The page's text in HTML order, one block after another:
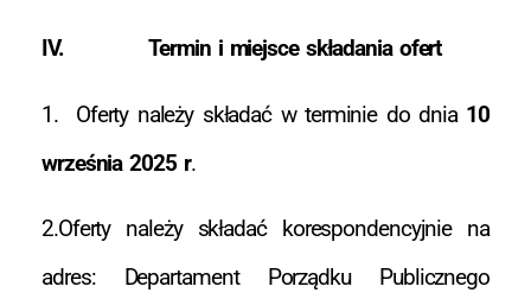
IV. Termin i miejsce składania ofert
1. Oferty należy składać w terminie do dnia 10
września 2025 r.
2.Oferty należy składać korespondencyjnie na
adres: Departament Porządku Publicznego